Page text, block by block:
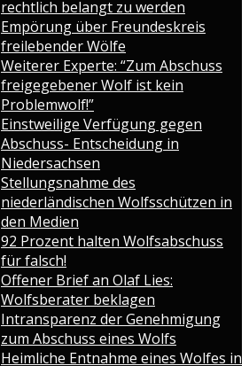
rechtlich belangt zu werden
Empörung über Freundeskreis
freilebender Wölfe
Weiterer Experte: “Zum Abschuss
freigegebener Wolf ist kein
Problemwolf!”
Einstweilige Verfügung gegen
Abschuss- Entscheidung in
Niedersachsen
Stellungsnahme des
niederländischen Wolfsschützen in
den Medien
92 Prozent halten Wolfsabschuss
für falsch!
Offener Brief an Olaf Lies:
Wolfsberater beklagen
Intransparenz der Genehmigung
zum Abschuss eines Wolfs
Heimliche Entnahme eines Wolfes in